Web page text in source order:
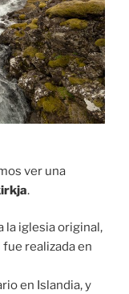
ver una
.
la iglesia original,
realizada en
en Islandia, y